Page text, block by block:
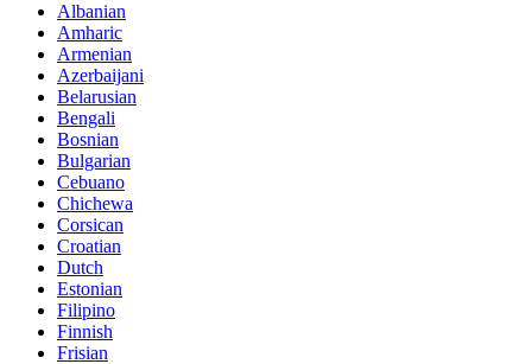
Albanian
Amharic
Armenian
Azerbaijani
Belarusian
Bengali
Bosnian
Bulgarian
Cebuano
Chichewa
Corsican
Croatian
Dutch
Estonian
Filipino
Finnish
Frisian